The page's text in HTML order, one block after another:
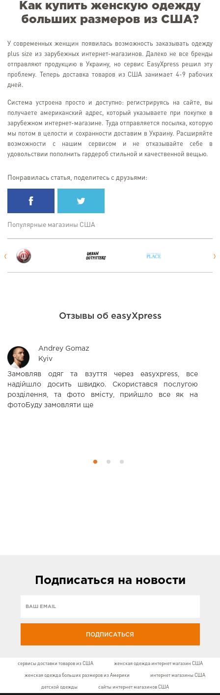
Как купить женскую одежду
больших размеров из США?
У современных женщин появилась возможность заказывать одежду
plus size из зарубежных интернет-магазинов. Далеко не все бренды
отправляют продукцию в Украину, но сервис EasyXpress решил эту
проблему. Теперь доставка товаров из США занимает 4-9 рабочих
дней.
Система устроена просто и доступно: регистрируясь на сайте, вы
получаете американский адрес, который указываете при покупке в
зарубежном интернет-магазине. Туда отправляется посылка, которую
мы потом в целости и сохранности доставим в Украину. Расширяйте
возможности с нашим сервисом и не отказывайте себе в
удовольствии пополнить гардероб стильной и качественной вещью.
Понравилась статья, поделитесь с друзьями:
Популярные магазины США
Отзывы об easyXpress
Andrey Gomaz
Kyiv
Замовляв одяг та взуття через easyxpress, все
надійшло досить швидко. Скористався послугою
розділення, та фото вмісту, прийшло все як на
фотоБуду замовляти ще
Подписаться на новости
ПОДПИСАТЬСЯ
сервисы доставки товаров из США женская одежда интернет магазин США
женская одежда больших размеров из Америки интернет магазины США
детской одежды сайты интернет магазинов США